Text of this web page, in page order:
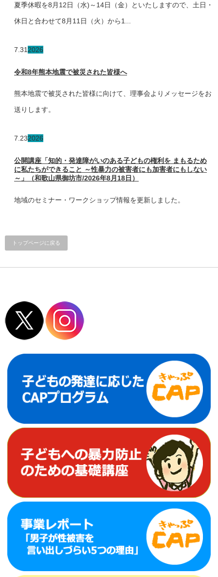
夏季休暇を8月12日（水)～14日（金）といたしますので、土日・
休日と合わせて8月11日（火）から1...
7.31 2026
令和8年熊本地震で被災された皆様へ
熊本地震で被災された皆様に向けて、理事会よりメッセージをお
送りします。
7.232026
公開講座「知的・発達障がいのある子どもの権利を まもるため
に私たちができること ～性暴力の被害者にも加害者にもしない
～」（和歌山県御坊市/2026年8月18日）
地域のセミナー・ワークショップ情報を更新しました。
トップページに戻る